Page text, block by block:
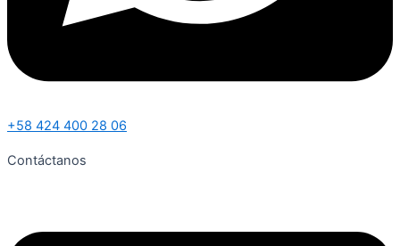
+58 424 400 28 06
Contáctanos